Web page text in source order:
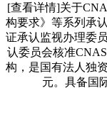
[查看详情]关于
构要求》等系列承
证承认监视办理委
认委员会核准
构，是国有法人独
元。具备国